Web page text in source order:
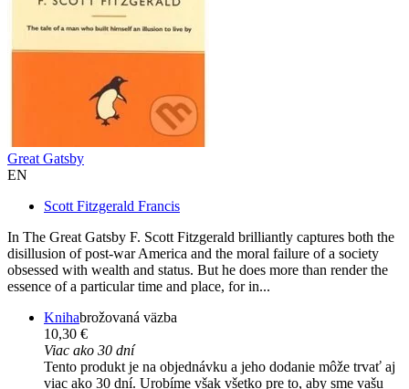
Great Gatsby
EN
Scott Fitzgerald Francis
In The Great Gatsby F. Scott Fitzgerald brilliantly captures both the
disillusion of post-war America and the moral failure of a society
obsessed with wealth and status. But he does more than render the
essence of a particular time and place, for in...
Knihabrožovaná väzba
10,30 €
Viac ako 30 dní
Tento produkt je na objednávku a jeho dodanie môže trvať aj
viac ako 30 dní. Urobíme však všetko pre to, aby sme vašu